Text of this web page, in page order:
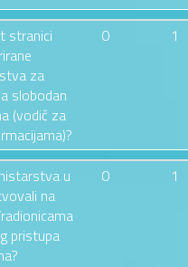
stranici
za
slobodan
(vodič za
0 1
u
na
pristupa
0 1